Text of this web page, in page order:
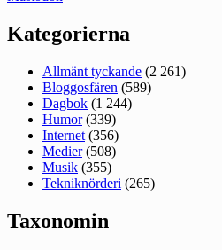
Kategorierna
Allmänt tyckande (2 261)
Bloggosfären (589)
Dagbok (1 244)
Humor(339)
Internet (356)
Medier(508)
Musik (355)
Tekniknörderi (265)
Taxonomin